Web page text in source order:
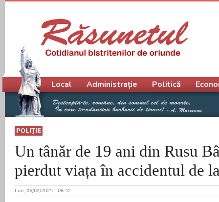
POLIŢIE
Un tânăr de 19 ani din Rusu
pierdut viața în accidentul de
Lun, 06/02/2025 - 06:42
Meniu principal
Local Administrație Politică